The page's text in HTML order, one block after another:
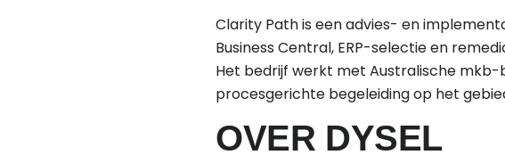
Clarity Path is een advies- en
Business Central, ERP-selectie en
Het bedrijf werkt met Australische
procesgerichte begeleiding op het
OVER DYSEL